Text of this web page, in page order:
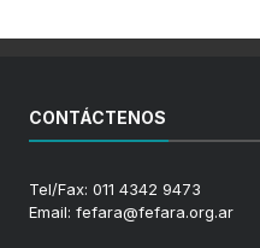
CONTÁCTENOS
Tel/Fax: 011 4342 9473
Email: fefara@fefara.org.ar